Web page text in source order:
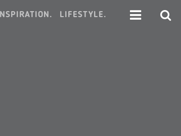
INSPIRATION. LIFESTYLE.